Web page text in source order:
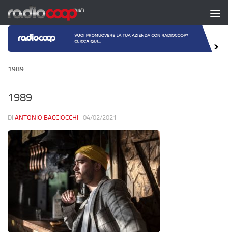
Salta al contenuto
1989
1989
DI ANTONIO BACCIOCCHI · 04/02/2021